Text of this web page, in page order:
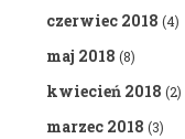
czerwiec 2018 (4)
maj 2018 (8)
kwiecień 2018 (2)
marzec 2018 (3)